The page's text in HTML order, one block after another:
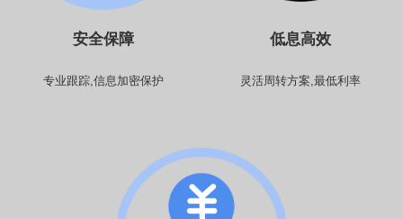
安全保障
专业跟踪,信息加密保护
低息高效
灵活周转方案,最低利率